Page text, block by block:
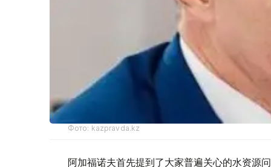
Фото: kazpravda.kz
阿加福诺夫首先提到了大家普遍关心的水资源